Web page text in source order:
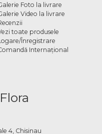
Foto la livrare
Video la livrare
toate produsele
Înregistrare
Internațional
4, Chisinau